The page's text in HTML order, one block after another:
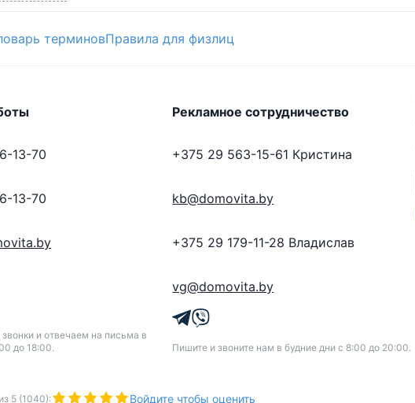
терминовПравила для физлиц
13-70
13-70
и отвечаем на письма в
до 18:00.
Рекламное сотрудничество
+375 29 563-15-61 Кристина
kb@domovita.by
+375 29 179-11-28 Владислав
vg@domovita.by
Пишите и звоните нам в будние дни с 8:00 до 20:00.
из 5 (1040): Войдите чтобы оценить